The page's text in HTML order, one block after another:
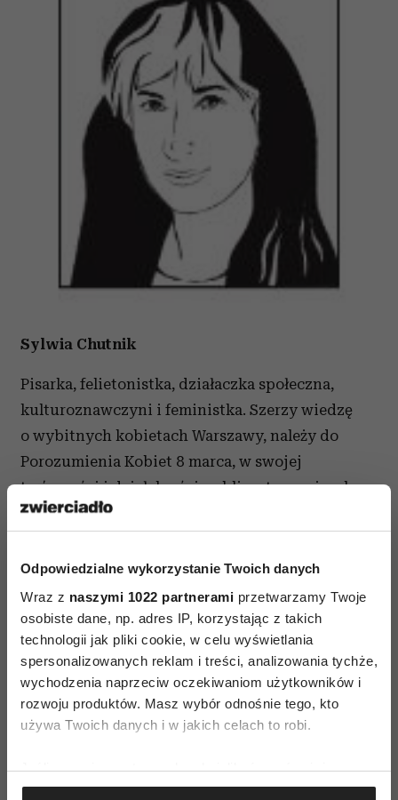
Odpowiedzialne wykorzystanie Twoich danych
Wraz z naszymi 1022 partnerami przetwarzamy Twoje
osobiste dane, np. adres IP, korzystając z takich
technologii jak pliki cookie, w celu wyświetlania
spersonalizowanych reklam i treści, analizowania tychże,
wychodzenia naprzeciw oczekiwaniom użytkowników i
rozwoju produktów. Masz wybór odnośnie tego, kto
używa Twoich danych i w jakich celach to robi.
Jeśli wyrazisz na to zgodę, chcielibyśmy również:
Gromadzić dane dotyczące Twojej lokalizacji
Sylwia Chutnik
Pisarka, felietonistka, działaczka społeczna,
kulturoznawczyni i feministka. Szerzy wiedzę
o wybitnych kobietach Warszawy, należy do
Porozumienia Kobiet 8 marca, w swojej
twórczości i działalności publicystycznej walczy
o równouprawnienie kobiet. Nominowana za
prawami matek, oraz organizację prokobiecych
kampanii społecznych.